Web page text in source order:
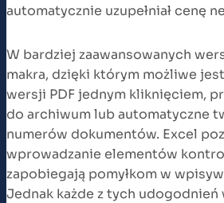
automatycznie uzupełniał cenę
W bardziej zaawansowanych
makra, dzięki którym możliwe
wersji PDF jednym kliknięciem,
do archiwum lub automatyczne
numerów dokumentów. Excel
wprowadzanie elementów
zapobiegają pomyłkom w
Jednak każde z tych udogodnień